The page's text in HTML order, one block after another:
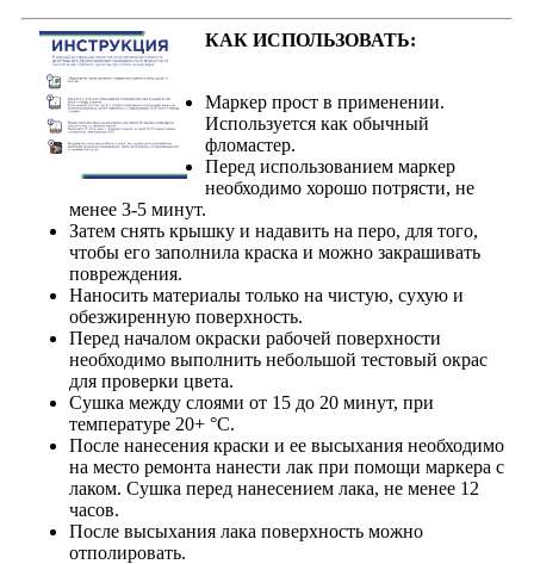
КАК ИСПОЛЬЗОВАТЬ:
Маркер прост в применении.
Используется как обычный
фломастер.
Перед использованием маркер
необходимо хорошо потрясти, не
менее 3-5 минут.
Затем снять крышку и надавить на перо, для того,
чтобы его заполнила краска и можно закрашивать
повреждения.
Наносить материалы только на чистую, сухую и
обезжиренную поверхность.
Перед началом окраски рабочей поверхности
необходимо выполнить небольшой тестовый окрас
для проверки цвета.
Сушка между слоями от 15 до 20 минут, при
температуре 20+ °С.
После нанесения краски и ее высыхания необходимо
на место ремонта нанести лак при помощи маркера с
лаком. Сушка перед нанесением лака, не менее 12
часов.
После высыхания лака поверхность можно
отполировать.